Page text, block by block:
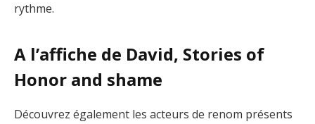
rythme.
A l’affiche de David, Stories of
Honor and shame
Découvrez également les acteurs de renom présents